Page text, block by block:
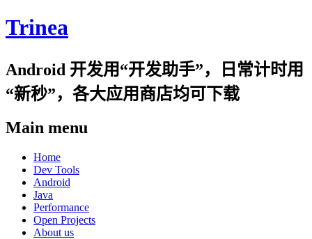
Trinea
Android 开发用“开发助手”，日常计时用
“新秒”，各大应用商店均可下载
Main menu
Skip
content
Home
Dev Tools
Android
Java
Performance
Open Projects
About us